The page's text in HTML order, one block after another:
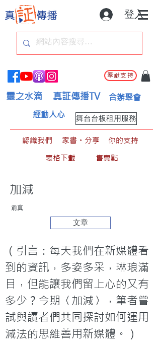
登入
奉獻支持
靈之水滴 真証傳播TV 合辦聚會
舞台台板租用服務
經動人心
認識我們 家書。分享
你的支持
表格下載
售賣點
加減
俞真
文章
（引言：每天我們在新媒體看
到的資訊，多姿多采，琳琅滿
目，但能讓我們留上心的又有
多少？今期〈加減〉，筆者嘗
試與讀者們共同探討如何運用
減法的思維善用新媒體。）